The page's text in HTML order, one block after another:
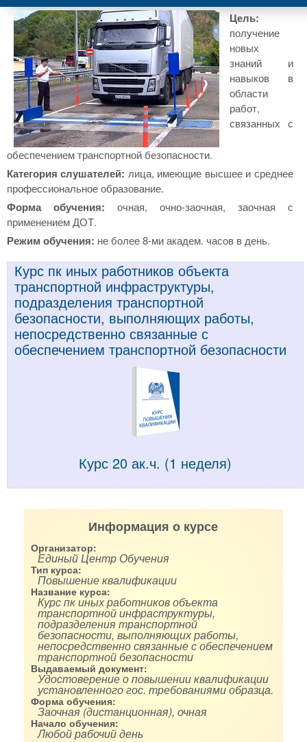
Цель:
получение
новых
знаний и
навыков в
области
работ,
связанных с
обеспечением транспортной безопасности.
Категория слушателей: лица, имеющие высшее и среднее
профессиональное образование.
Форма обучения: очная, очно-заочная, заочная с
применением ДОТ.
Режим обучения: не более 8-ми академ. часов в день.
Курс пк иных работников объекта
транспортной инфраструктуры,
подразделения транспортной
безопасности, выполняющих работы,
непосредственно связанные с
обеспечением транспортной безопасности
Курс 20 ак.ч. (1 неделя)
Информация о курсе
Организатор:
Единый Центр Обучения
Тип курса:
Повышение квалификации
Название курса:
Курс пк иных работников объекта
транспортной инфраструктуры,
подразделения транспортной
безопасности, выполняющих работы,
непосредственно связанные с обеспечением
транспортной безопасности
Выдаваемый документ:
Удостоверение о повышении квалификации
установленного гос. требованиями образца.
Форма обучения:
Заочная (дистанционная), очная
Начало обучения:
Любой рабочий день